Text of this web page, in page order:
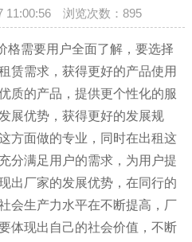
11:00:56 浏览次数：895
格需要用户全面了解，要选择
赁需求，获得更好的产品使用
质的产品，提供更个性化的服
展优势，获得更好的发展规
方面做的专业，同时在出租这
分满足用户的需求，为用户提
出厂家的发展优势，在同行的
会生产力水平在不断提高，厂
体现出自己的社会价值，不断